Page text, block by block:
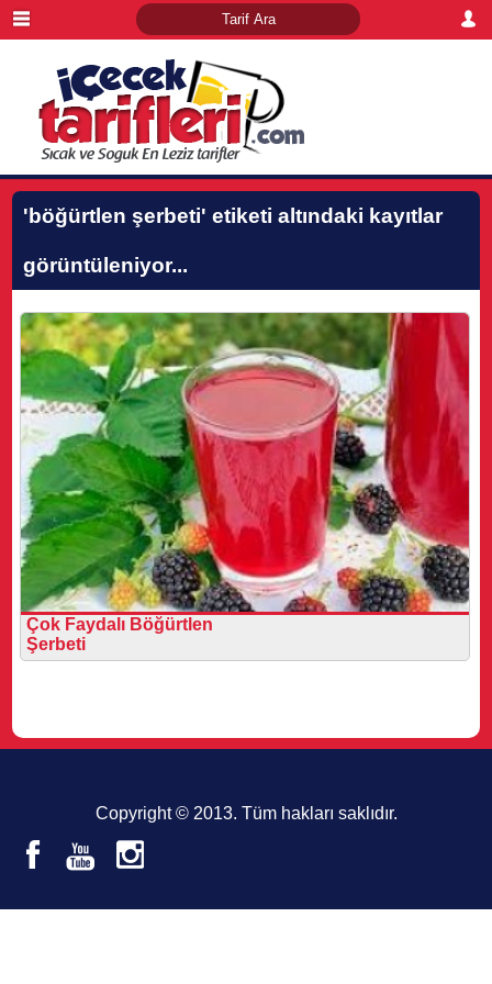
'böğürtlen şerbeti' etiketi altındaki kayıtlar
görüntüleniyor...
Çok Faydalı Böğürtlen
Şerbeti
Copyright © 2013. Tüm hakları saklıdır.